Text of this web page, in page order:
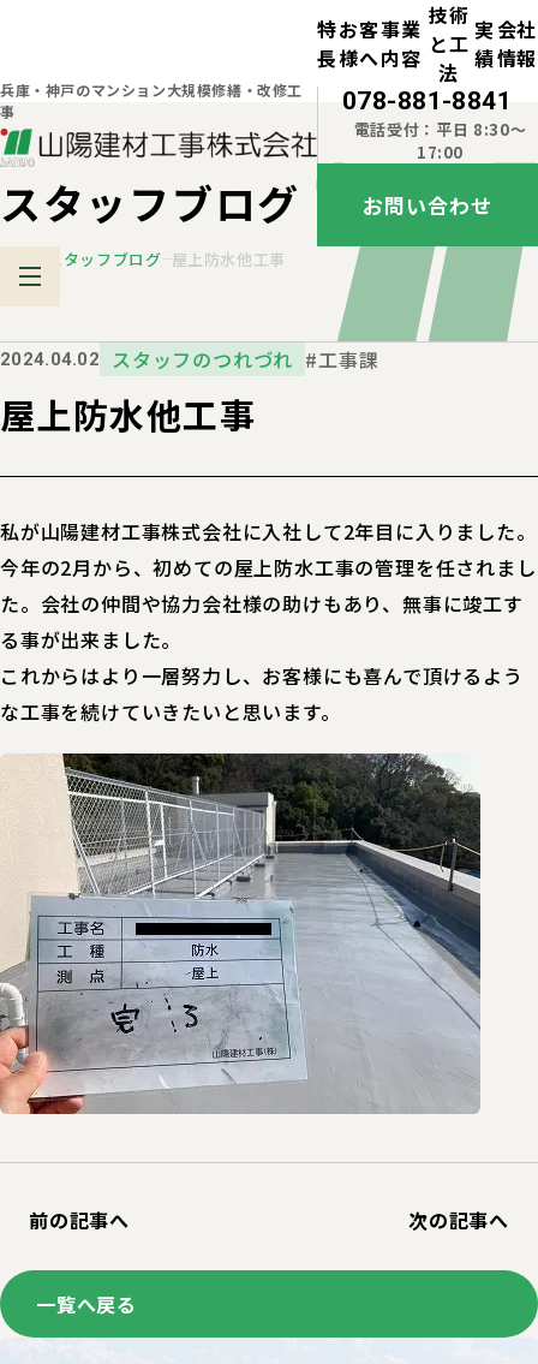
兵庫・神戸のマンション大規模修繕・改修工
事
特
長
お客
様へ
事業
内容
技術
と工
法
実
績
会社
情報
078-881-8841
電話受付：平日 8:30～
17:00
お問い合わせ
スタッフブログ
スタッフブログ 屋上防水他工事
2024.04.02 スタッフのつれづれ #工事課
屋上防水他工事
私が山陽建材工事株式会社に入社して2年目に入りました。
今年の2月から、初めての屋上防水工事の管理を任されまし
た。会社の仲間や協力会社様の助けもあり、無事に竣工す
る事が出来ました。
これからはより一層努力し、お客様にも喜んで頂けるよう
な工事を続けていきたいと思います。
前の記事へ 次の記事へ
一覧へ戻る